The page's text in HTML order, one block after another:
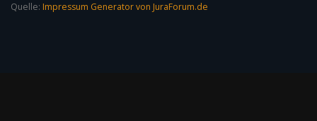
Quelle: Impressum Generator von JuraForum.de